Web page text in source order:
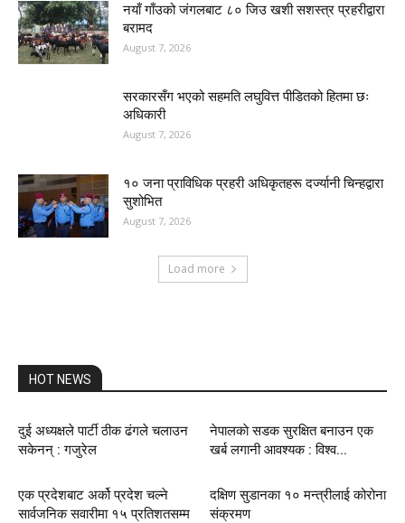
नयाँ गाँउको जंगलबाट ८० जिउ खशी सशस्त्र प्रहरीद्वारा
बरामद
August 7, 2026
सरकारसँग भएको सहमति लघुवित्त पीडितको हितमा छः
अधिकारी
August 7, 2026
१० जना प्राविधिक प्रहरी अधिकृतहरू दर्ज्यानी चिन्हद्वारा
सुशोभित
August 7, 2026
Load more
HOT NEWS
दुई अध्यक्षले पार्टी ठीक ढंगले चलाउन
सकेनन् : गजुरेल
नेपालकाे सडक सुरक्षित बनाउन एक
खर्ब लगानी आवश्यक : विश्व...
एक प्रदेशबाट अर्को प्रदेश चल्ने
सार्वजनिक सवारीमा १५ प्रतिशतसम्म
दक्षिण सुडानका १० मन्त्रीलाई कोरोना
संक्रमण